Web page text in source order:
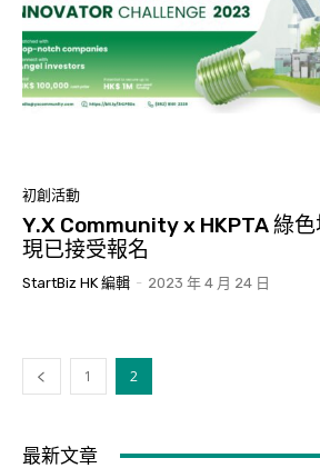
初創活動
Y.X Community x HKPTA 綠
現已接受報名
StartBiz HK 編輯 - 2023 年 4 月 24 日
1 2
最新文章